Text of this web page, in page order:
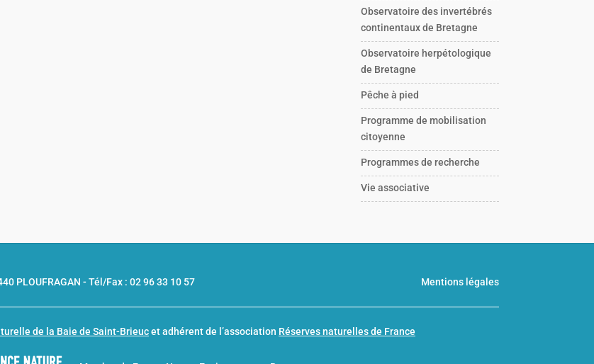
Observatoire des invertébrés
continentaux de Bretagne
Observatoire herpétologique
de Bretagne
Pêche à pied
Programme de mobilisation
citoyenne
Programmes de recherche
Vie associative
PLOUFRAGAN -Tél/Fax : 02 96 33 10 57 Mentions légales
de la Baie de Saint-Brieucet adhérent de l’association Réserves naturelles de France